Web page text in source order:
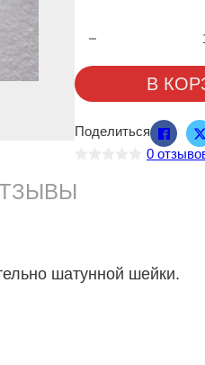
Количество
В
Поделиться
ц
з
0
шатунной шейки.